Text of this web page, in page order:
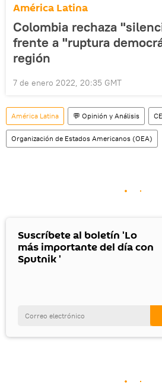
América Latina
Colombia rechaza
frente a "ruptura
región
7 de enero 2022, 20:35 GMT
América Latina 💬 Opinión y Análisis
Organización de Estados Americanos (OEA)
Suscríbete al boletín 'Lo
más importante del día con
Sputnik '